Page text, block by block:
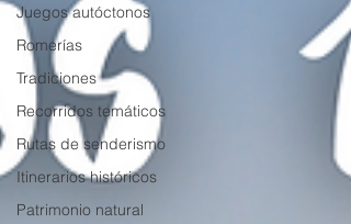
Juegos autóctonos
Romerías
Tradiciones
Recorridos temáticos
Rutas de senderismo
Itinerarios históricos
Patrimonio natural